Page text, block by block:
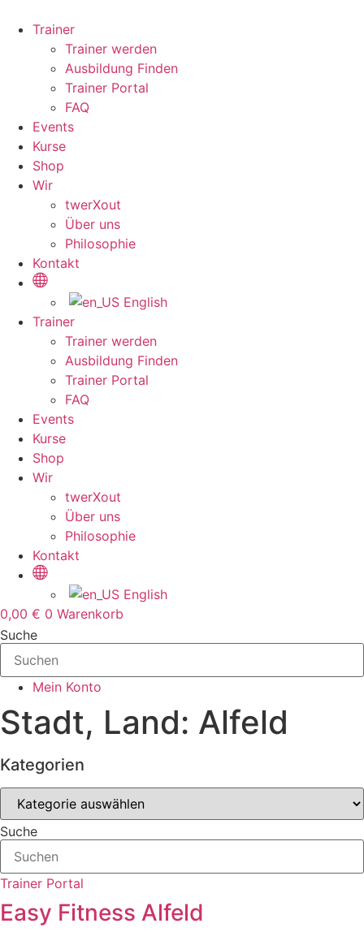
Inhalt
wechseln
Trainer
Trainer werden
Ausbildung Finden
Trainer Portal
FAQ
Events
Kurse
Shop
Wir
twerXout
Über uns
Philosophie
Kontakt
English
Trainer
Trainer werden
Ausbildung Finden
Trainer Portal
FAQ
Events
Kurse
Shop
Wir
twerXout
Über uns
Philosophie
Kontakt
English
0,00 € 0 Warenkorb
Suche
Mein Konto
Stadt, Land: Alfeld
Kategorien
Kategorien
Suche
Trainer Portal
Easy Fitness Alfeld